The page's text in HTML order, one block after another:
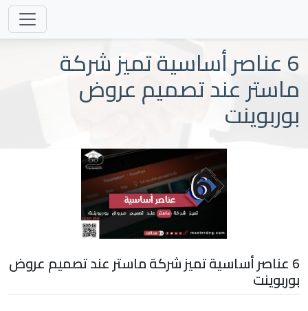
6 عناصر أساسية تميز شركة
ماستر عند تصميم عروض
بوربوينت
6 عناصر أساسية تميز شركة ماستر عند تصميم عروض
بوربوينت